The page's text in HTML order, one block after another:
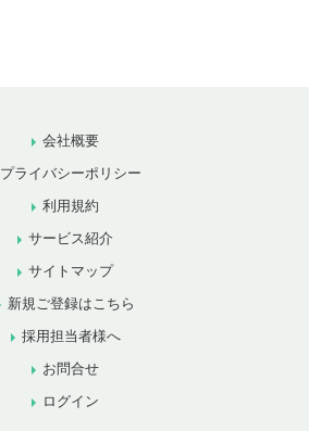
会社概要
プライバシーポリシー
利用規約
サービス紹介
サイトマップ
新規ご登録はこちら
採用担当者様へ
お問合せ
ログイン